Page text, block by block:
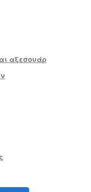
αξεσουάρ